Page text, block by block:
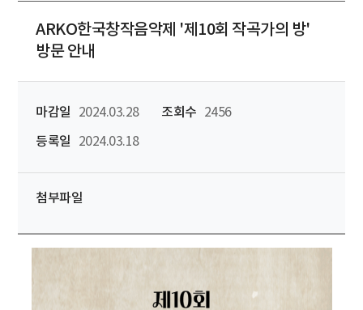
ARKO한국창작음악제 '제10회 작곡가의 방'
방문 안내
마감일 2024.03.28 조회수
2456
등록일
2024.03.18
첨부파일